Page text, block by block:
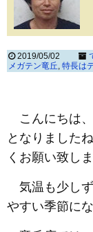
2019/05/02
メガテン竜丘, 特長は
こんにちは
となりました
くお願い致し
気温も少し
やすい季節に